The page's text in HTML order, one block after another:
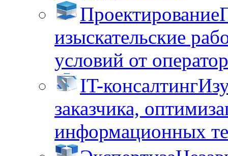
Проектирование
изыскательские
условий от
IT-консалтинг
заказчика,
информационных